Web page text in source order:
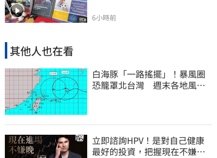
6小時前
其他人也在看
白海豚「一路搖擺」！暴風圈
恐籠罩北台灣 週末各地風雨
立即諮詢HPV！是對自己健康
最好的投資，把握現在不嫌